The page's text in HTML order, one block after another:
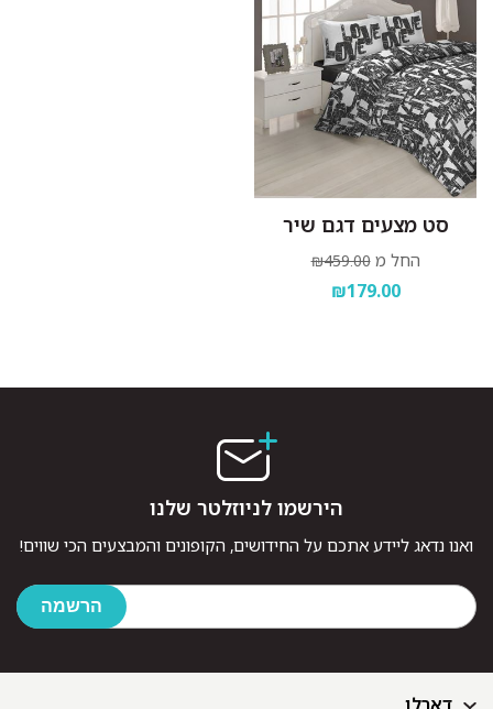
סט מצעים דגם שיר
החל מ ₪459.00
₪179.00
הירשמו לניוזלטר שלנו
ואנו נדאג ליידע אתכם על החידושים, הקופונים והמבצעים הכי שווים!